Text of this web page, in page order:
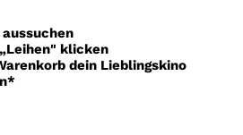
aussuchen
klicken
dein Lieblingskino